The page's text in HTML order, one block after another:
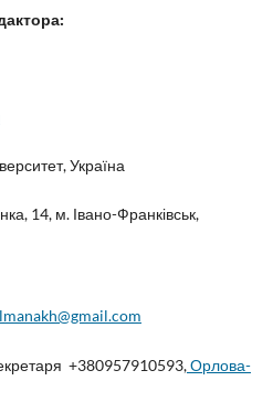
Україна
14, м. Івано-Франківськ,
+380957910593,Орлова-